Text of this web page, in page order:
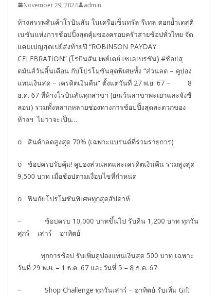
November 29, 2024 admin
ห้างสรรพสินค้าโรบินสัน ในเครือเซ็นทรัล รีเทล ตอกย้ำเดสติ
เนชันแห่งการช้อปปิ้งสุดคุ้มของครอบครัวสายช้อปทั่วไทย จัด
แคมเปญสุดเปย์ส่งท้ายปี “ROBINSON PAYDAY
CELEBRATION” (โรบินสัน เพย์เดย์ เซเลเบรชัน) #ช้อปสุ
ดมันส์วันสิ้นเดือน กับโปรโมชันสุดพิเศษทั้ง “ส่วนลด – คูปอง
แทนเงินสด – เครดิตเงินคืน” ตั้งแต่วันที่ 27 พ.ย. 67 – 8
ธ.ค. 67 ที่ห้างโรบินสันทุกสาขา (ยกเว้นสาขาพะเยาและจังซี
ลอน) รวมทั้งหลากหลายช่องทางการช้อปปิ้งสุดสะดวกของ
ห้างฯ ไม่ว่าจะเป็น…
o สินค้าลดสูงสุด 70% (เฉพาะแบรนด์ที่ร่วมรายการ)
o ช้อปครบรับคุ้ม! คูปองส่วนลดและเครดิตเงินคืน รวมสูงสุด
9,500 บาท เมื่อช้อปตามเงื่อนไขที่กำหนด
o ฟินกับโปรโมชันพิเศษทุกสุดสัปดาห์
– ช้อปครบ 10,000 บาทขึ้นไป รับคืน 1,200 บาท ทุกวัน
ศุกร์ – เสาร์ – อาทิตย์
ทุกการช้อป รับเพิ่มคูปองแทนเงินสด 500 บาท เฉพาะ
วันที่ 29 พ.ย. – 1 ธ.ค. 67 และวันที่ 5 – 8 ธ.ค. 67
– Shop Challenge ทุกวันเสาร์ – อาทิตย์ รับเพิ่ม Gift